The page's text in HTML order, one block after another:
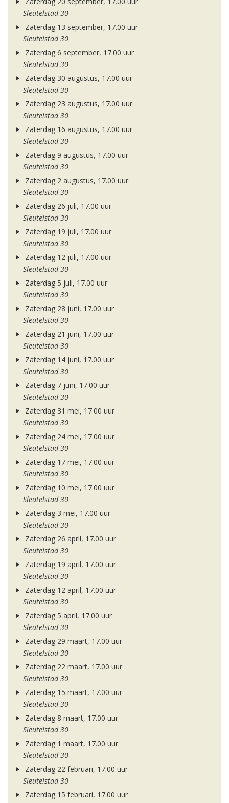
Sleutelstad 30
Zaterdag 13 september, 17.00 uur
Sleutelstad 30
Zaterdag 6 september, 17.00 uur
Sleutelstad 30
Zaterdag 30 augustus, 17.00 uur
Sleutelstad 30
Zaterdag 23 augustus, 17.00 uur
Sleutelstad 30
Zaterdag 16 augustus, 17.00 uur
Sleutelstad 30
Zaterdag 9 augustus, 17.00 uur
Sleutelstad 30
Zaterdag 2 augustus, 17.00 uur
Sleutelstad 30
Zaterdag 26 juli, 17.00 uur
Sleutelstad 30
Zaterdag 19 juli, 17.00 uur
Sleutelstad 30
Zaterdag 12 juli, 17.00 uur
Sleutelstad 30
Zaterdag 5 juli, 17.00 uur
Sleutelstad 30
Zaterdag 28 juni, 17.00 uur
Sleutelstad 30
Zaterdag 21 juni, 17.00 uur
Sleutelstad 30
Zaterdag 14 juni, 17.00 uur
Sleutelstad 30
Zaterdag 7 juni, 17.00 uur
Sleutelstad 30
Zaterdag 31 mei, 17.00 uur
Sleutelstad 30
Zaterdag 24 mei, 17.00 uur
Sleutelstad 30
Zaterdag 17 mei, 17.00 uur
Sleutelstad 30
Zaterdag 10 mei, 17.00 uur
Sleutelstad 30
Zaterdag 3 mei, 17.00 uur
Sleutelstad 30
Zaterdag 26 april, 17.00 uur
Sleutelstad 30
Zaterdag 19 april, 17.00 uur
Sleutelstad 30
Zaterdag 12 april, 17.00 uur
Sleutelstad 30
Zaterdag 5 april, 17.00 uur
Sleutelstad 30
Zaterdag 29 maart, 17.00 uur
Sleutelstad 30
Zaterdag 22 maart, 17.00 uur
Sleutelstad 30
Zaterdag 15 maart, 17.00 uur
Sleutelstad 30
Zaterdag 8 maart, 17.00 uur
Sleutelstad 30
Zaterdag 1 maart, 17.00 uur
Sleutelstad 30
Zaterdag 22 februari, 17.00 uur
Sleutelstad 30
Zaterdag 15 februari, 17.00 uur